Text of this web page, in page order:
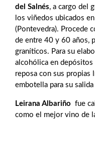
del Salnés, a cargo del
los viñedos ubicados
(Pontevedra). Procede
de entre 40 y 60 años,
graníticos. Para su
alcohólica en
reposa con sus
embotella para su
Leirana Albariño fue
como el mejor vino de